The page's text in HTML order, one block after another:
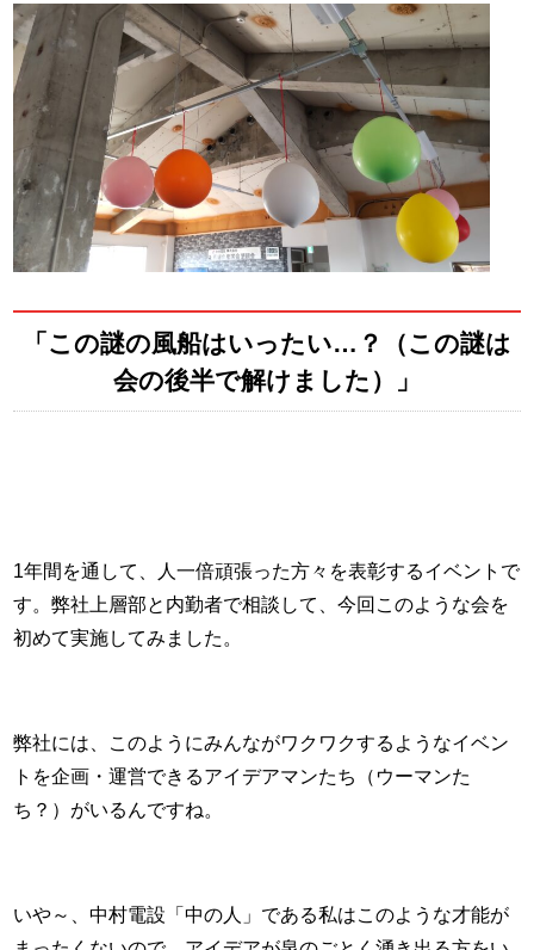
「この謎の風船はいったい…？（この謎は
会の後半で解けました）」
1年間を通して、人一倍頑張った方々を表彰するイベントで
す。弊社上層部と内勤者で相談して、今回このような会を
初めて実施してみました。
弊社には、このようにみんながワクワクするようなイベン
トを企画・運営できるアイデアマンたち（ウーマンた
ち？）がいるんですね。
いや～、中村電設「中の人」である私はこのような才能が